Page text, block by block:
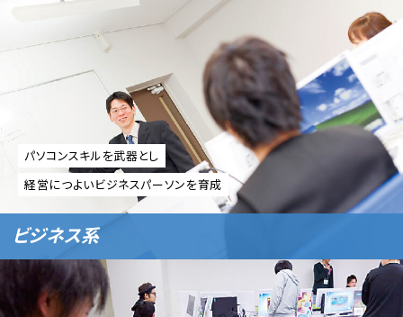
ビジネス系
パソコンスキルを武器とし
経営につよいビジネスパーソンを育成